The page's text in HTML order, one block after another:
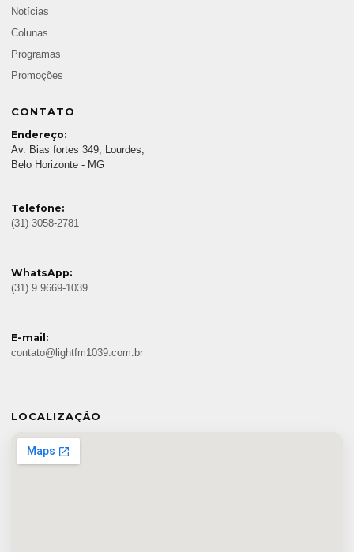
Notícias
Colunas
Programas
Promoções
CONTATO
Endereço:
Av. Bias fortes 349, Lourdes,
Belo Horizonte - MG
Telefone:
(31) 3058-2781
WhatsApp:
(31) 9 9669-1039
E-mail:
contato@lightfm1039.com.br
LOCALIZAÇÃO